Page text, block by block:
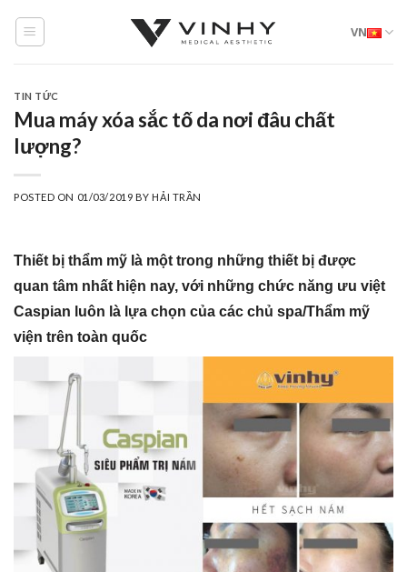
VN
TIN TỨC
Mua máy xóa sắc tố da nơi đâu chất
lượng?
POSTED ON 01/03/2019 BYHẢI TRẦN
Thiết bị thẩm mỹ là một trong những thiết bị được
quan tâm nhất hiện nay, với những chức năng ưu việt
Caspian luôn là lựa chọn của các chủ spa/Thẩm mỹ
viện trên toàn quốc